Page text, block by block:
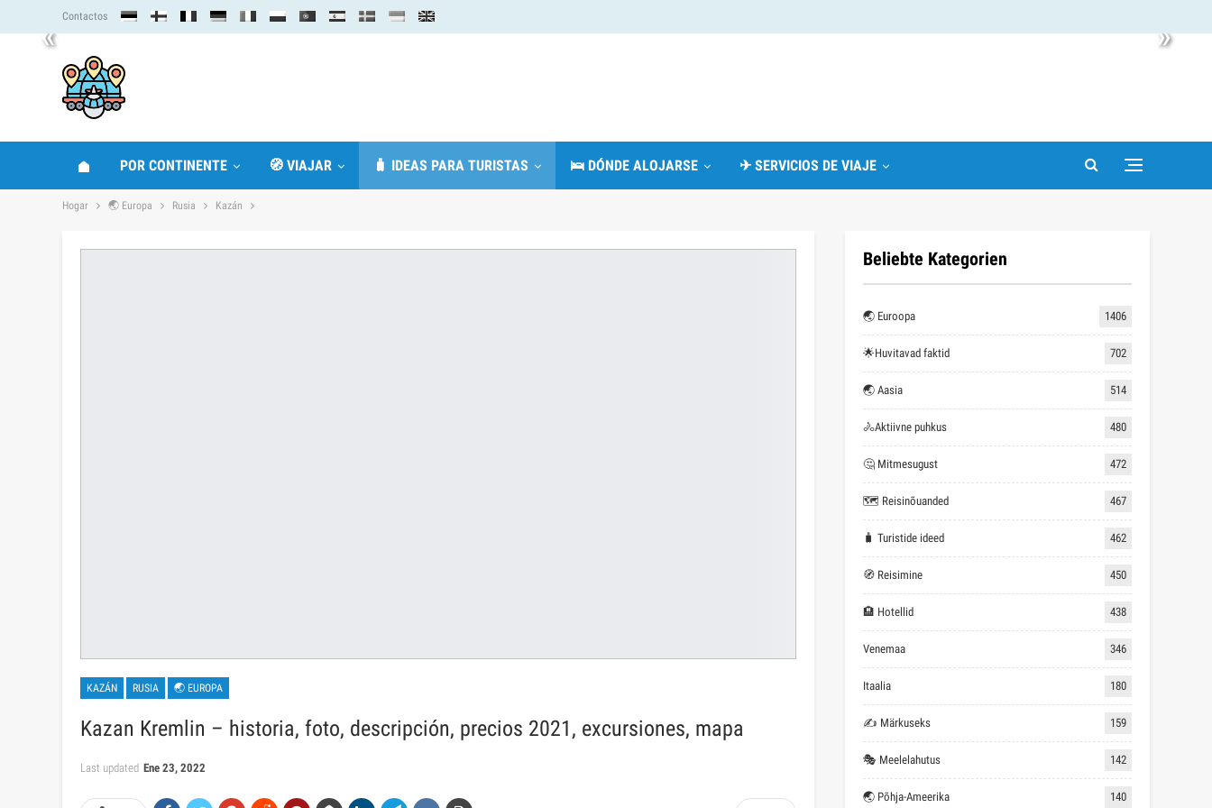
« »
Contactos
POR CONTINENTE 🧭 VIAJAR 🧳 IDEAS PARA TURISTAS 🛌 DÓNDE ALOJARSE ✈ SERVICIOS DE VIAJE
Hogar 🌏 Europa Rusia Kazán
KAZÁN RUSIA 🌏 EUROPA
Kazan Kremlin – historia, foto, descripción, precios 2021, excursiones, mapa
Last updated Ene 23, 2022
Beliebte Kategorien
🌏 Euroopa 1406
🌟Huvitavad faktid 702
🌏 Aasia 514
🚴Aktiivne puhkus 480
🤔 Mitmesugust 472
🗺 Reisinõuanded 467
🧳 Turistide ideed 462
🧭 Reisimine 450
🏨 Hotellid 438
Venemaa 346
Itaalia 180
✍ Märkuseks 159
🎭 Meelelahutus 142
🌏 Põhja-Ameerika 140